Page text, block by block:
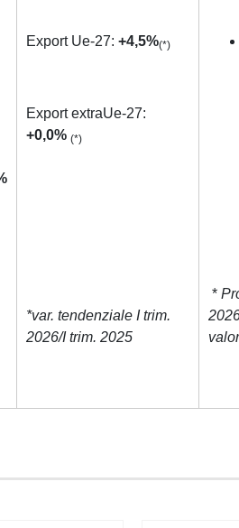
Export Ue-27: +4,5%(*)
Export extraUe-27:
+0,0% (*)
*var. tendenziale I trim.
2026/I trim. 2025
*